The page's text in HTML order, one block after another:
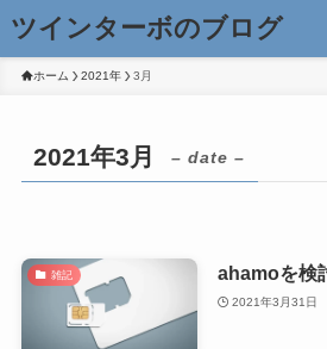
ツインターボのブログ
ホーム 2021年 3月
2021年3月 – date –
雑記 ahamoを検
2021年3月31日